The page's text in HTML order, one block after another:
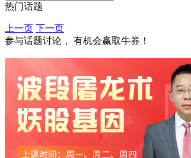
热门话题
上一页 下一页
参与话题讨论， 有机会赢取牛券！